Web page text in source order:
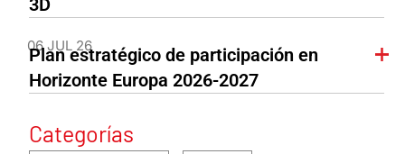
3D
06 JUL 26
Plan estratégico de participación en
Horizonte Europa 2026-2027
Categorías